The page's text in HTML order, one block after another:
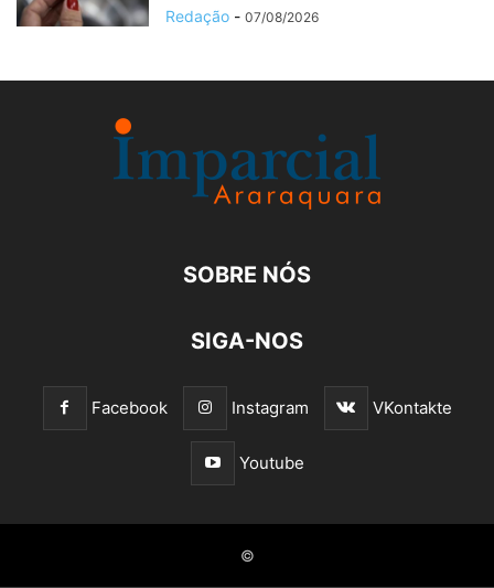
Redação - 07/08/2026
SOBRE NÓS
SIGA-NOS
Facebook Instagram VKontakte
Youtube
©